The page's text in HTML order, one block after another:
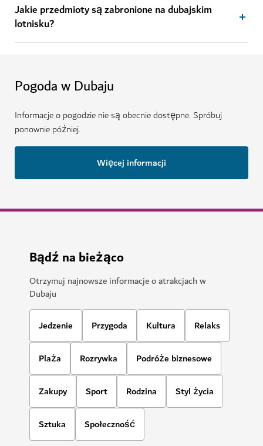
Jakie przedmioty są zabronione na dubajskim
lotnisku?
Pogoda w Dubaju
Informacje o pogodzie nie są obecnie dostępne. Spróbuj
ponownie później.
Więcej informacji
Bądź na bieżąco
Otrzymuj najnowsze informacje o atrakcjach w
Dubaju
Jedzenie Przygoda Kultura Relaks
Plaża Rozrywka Podróże biznesowe
Zakupy Sport Rodzina Styl życia
Sztuka Społeczność